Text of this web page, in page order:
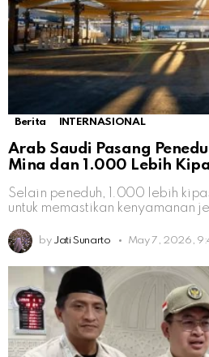
Berita INTERNASIONAL
Arab Saudi Pasang
Mina dan 1.000 Lebih
Selain peneduh, 1.000 lebih
untuk memastikan kenyamanan
by Jati Sunarto May 7, 2026,